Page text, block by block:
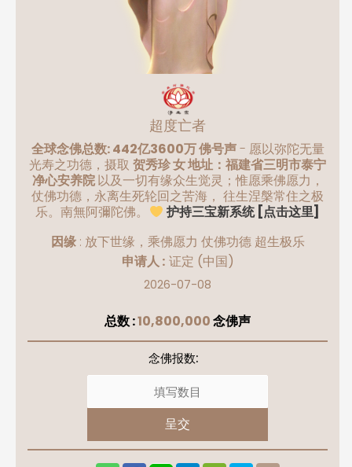
超度亡者
全球念佛总数: 442亿3600万 佛号声- 愿以弥陀无量
光寿之功德，摄取 贺秀珍 女 地址：福建省三明市泰宁
净心安养院以及一切有缘众生觉灵；惟愿乘佛愿力，
仗佛功德，永离生死轮回之苦海， 往生涅槃常住之极
乐。南無阿彌陀佛。
护持三宝新系统 [点击这里]
因缘: 放下世缘，乘佛愿力 仗佛功德 超生极乐
申请人 : 证定 (中国)
2026-07-08
总数 :10,800,000念佛声
念佛报数:
呈交